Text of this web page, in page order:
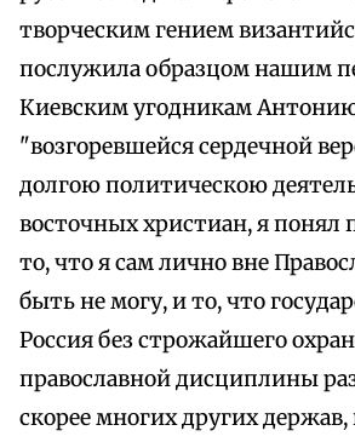
творческим гением
послужила образцом нашим
Киевским угодникам
"возгоревшейся сердечной
долгою политическою
восточных христиан, я понял
то, что я сам лично вне
быть не могу, и то, что
Россия без строжайшего
православной дисциплины
скорее многих других держав,